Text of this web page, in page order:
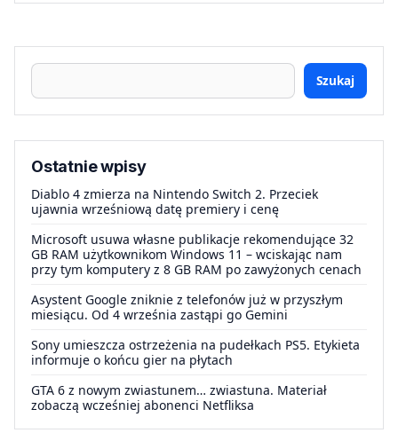
Szukaj
Ostatnie wpisy
Diablo 4 zmierza na Nintendo Switch 2. Przeciek
ujawnia wrześniową datę premiery i cenę
Microsoft usuwa własne publikacje rekomendujące 32
GB RAM użytkownikom Windows 11 – wciskając nam
przy tym komputery z 8 GB RAM po zawyżonych cenach
Asystent Google zniknie z telefonów już w przyszłym
miesiącu. Od 4 września zastąpi go Gemini
Sony umieszcza ostrzeżenia na pudełkach PS5. Etykieta
informuje o końcu gier na płytach
GTA 6 z nowym zwiastunem… zwiastuna. Materiał
zobaczą wcześniej abonenci Netfliksa